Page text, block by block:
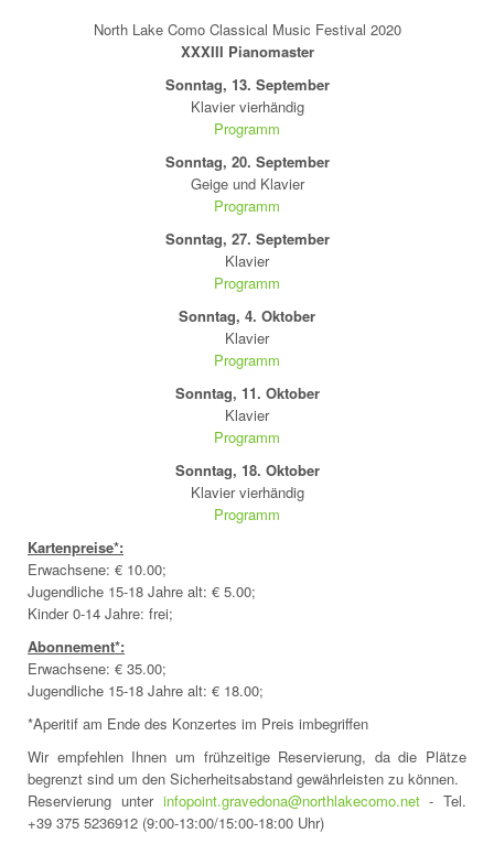
North Lake Como Classical Music Festival 2020
XXXIII Pianomaster
Sonntag, 13. September
Klavier vierhändig
Programm
Sonntag, 20. September
Geige und Klavier
Programm
Sonntag, 27. September
Klavier
Programm
Sonntag, 4. Oktober
Klavier
Programm
Sonntag, 11. Oktober
Klavier
Programm
Sonntag, 18. Oktober
Klavier vierhändig
Programm
Kartenpreise*:
Erwachsene: € 10.00;
Jugendliche 15-18 Jahre alt: € 5.00;
Kinder 0-14 Jahre: frei;
Abonnement*:
Erwachsene: € 35.00;
Jugendliche 15-18 Jahre alt: € 18.00;
*Aperitif am Ende des Konzertes im Preis imbegriffen
Wir empfehlen Ihnen um frühzeitige Reservierung, da die Plätze
begrenzt sind um den Sicherheitsabstand gewährleisten zu können.
Reservierung unter infopoint.gravedona@northlakecomo.net- Tel.
+39 375 5236912 (9:00-13:00/15:00-18:00 Uhr)